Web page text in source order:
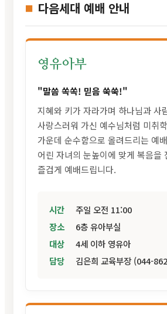
다음세대 예배 안내
영유아부
"말씀 쏙쏙! 믿음 쑥쑥!"
지혜와 키가 자라가며 하나님과 사
사랑스러워 가신 예수님처럼 미취
가운데 순수함으로 올려드리는 예
어린 자녀의 눈높이에 맞게 복음을
즐겁게 예배드립니다.
시간
주일 오전 11:00
장소
6층 유아부실
대상
4세 이하 영유아
담당
김은희 교육부장 (044-